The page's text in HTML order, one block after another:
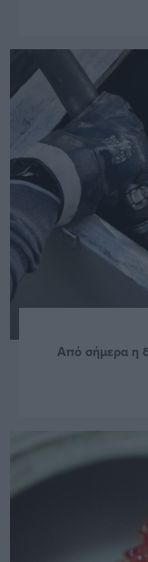
Από σήμερα η